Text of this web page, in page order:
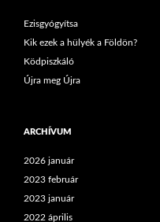
Ezisgyógyítsa
Kik ezek a hülyék a Földön?
Ködpiszkáló
Újra meg Újra
ARCHÍVUM
2026 január
2023 február
2023 január
2022 április